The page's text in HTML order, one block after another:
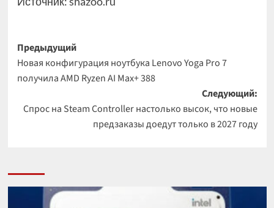
Навигация
записи
Предыдущий
Новая конфигурация ноутбука Lenovo Yoga Pro 7
получила AMD Ryzen AI Max+ 388
Следующий:
Спрос на Steam Controller настолько высок, что новые
предзаказы доедут только в 2027 году